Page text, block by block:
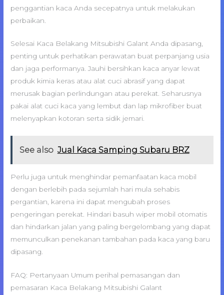
penggantian kaca Anda secepatnya untuk melakukan
perbaikan.
Selesai Kaca Belakang Mitsubishi Galant Anda dipasang,
penting untuk perhatikan perawatan buat perpanjang usia
dan jaga performanya. Jauhi bersihkan kaca anyar lewat
produk kimia keras atau alat cuci abrasif yang dapat
merusak bagian perlindungan atau perekat. Seharusnya
pakai alat cuci kaca yang lembut dan lap mikrofiber buat
melenyapkan kotoran serta sidik jemari.
See also Jual Kaca Samping Subaru BRZ
Perlu juga untuk menghindar pemanfaatan kaca mobil
dengan berlebih pada sejumlah hari mula sehabis
pergantian, karena ini dapat mengubah proses
pengeringan perekat. Hindari basuh wiper mobil otomatis
dan hindarkan jalan yang paling bergelombang yang dapat
memunculkan penekanan tambahan pada kaca yang baru
dipasang.
FAQ: Pertanyaan Umum perihal pemasangan dan
pemasaran Kaca Belakang Mitsubishi Galant